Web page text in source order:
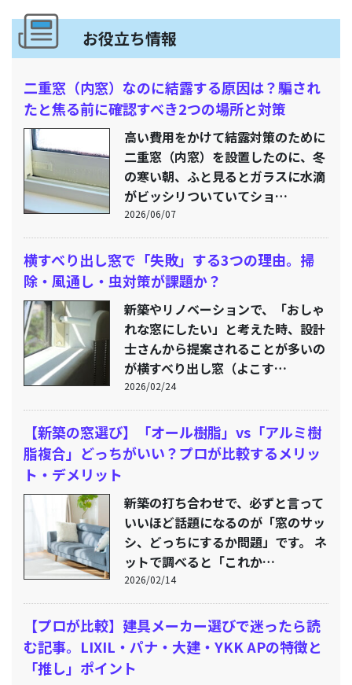
お役立ち情報
二重窓（内窓）なのに結露する原因は？騙され
たと焦る前に確認すべき2つの場所と対策
高い費用をかけて結露対策のために
二重窓（内窓）を設置したのに、冬
の寒い朝、ふと見るとガラスに水滴
がビッシリついていてショ…
2026/06/07
横すべり出し窓で「失敗」する3つの理由。掃
除・風通し・虫対策が課題か？
新築やリノベーションで、「おしゃ
れな窓にしたい」と考えた時、設計
士さんから提案されることが多いの
が横すべり出し窓（よこす…
2026/02/24
【新築の窓選び】「オール樹脂」vs「アルミ樹
脂複合」どっちがいい？プロが比較するメリッ
ト・デメリット
新築の打ち合わせで、必ずと言って
いいほど話題になるのが「窓のサッ
シ、どっちにするか問題」です。 ネ
ットで調べると「これか…
2026/02/14
【プロが比較】建具メーカー選びで迷ったら読
む記事。LIXIL・パナ・大建・YKK APの特徴と
「推し」ポイント